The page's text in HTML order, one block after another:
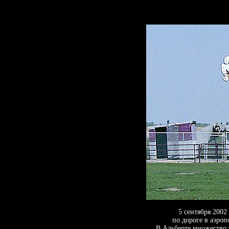
5 сентября
по дороге в